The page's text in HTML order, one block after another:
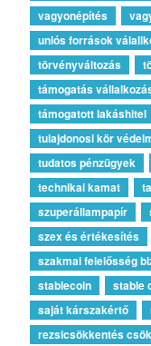
vagyonépítés
uniós források
törvényváltozás
támogatás
támogatott lakáshitel
tulajdonosi kör
tudatos pénzügyek
technikai kamat
szuperállampapír
szex és értékesítés
szakmai felelősség
stablecoin
stable
saját kárszakértő
rezsicsökkentés